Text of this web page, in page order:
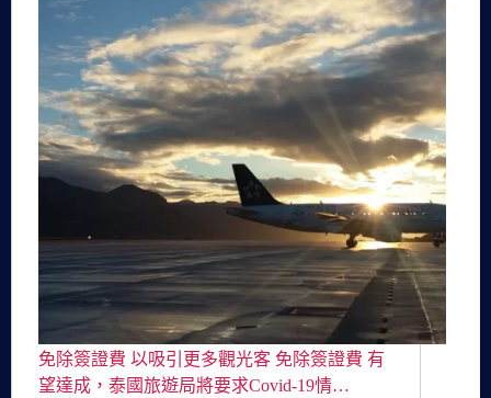
免除簽證費 以吸引更多觀光客 免除簽證費 有
望達成，泰國旅遊局將要求Covid-19情…